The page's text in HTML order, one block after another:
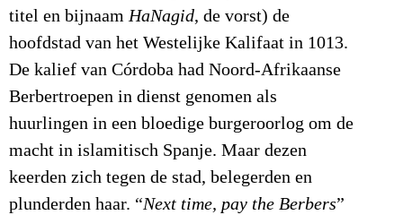
titel en bijnaamHaNagid, de vorst) de
hoofdstad van het Westelijke Kalifaat in 1013.
De kalief van Córdoba had Noord-Afrikaanse
Berbertroepen in dienst genomen als
huurlingen in een bloedige burgeroorlog om de
macht in islamitisch Spanje. Maar dezen
keerden zich tegen de stad, belegerden en
plunderden haar. “Next time, pay the Berbers”